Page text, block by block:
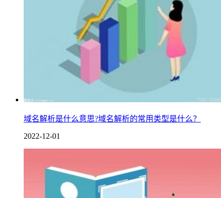
域名解析是什么意思?域名解析的常用类型是什么？
2022-12-01